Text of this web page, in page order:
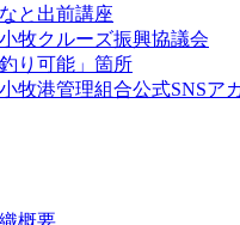
と出前講座
牧クルーズ振興協議会
釣り可能」箇所
牧港管理組合公式SNSア
概要